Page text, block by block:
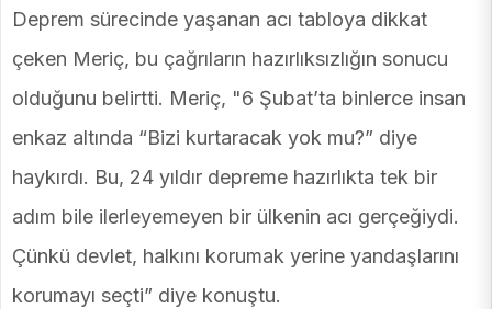
Deprem sürecinde yaşanan acı tabloya dikkat
çeken Meriç, bu çağrıların hazırlıksızlığın sonucu
olduğunu belirtti. Meriç, "6 Şubat’ta binlerce insan
enkaz altında “Bizi kurtaracak yok mu?” diye
haykırdı. Bu, 24 yıldır depreme hazırlıkta tek bir
adım bile ilerleyemeyen bir ülkenin acı gerçeğiydi.
Çünkü devlet, halkını korumak yerine yandaşlarını
korumayı seçti” diye konuştu.